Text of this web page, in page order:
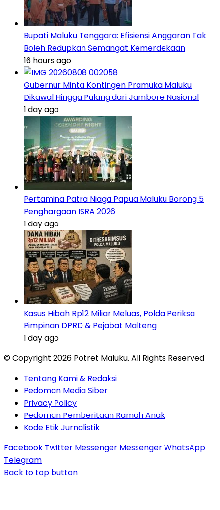
Bupati Maluku Tenggara: Efisiensi Anggaran Tak
Boleh Redupkan Semangat Kemerdekaan
16 hours ago
Gubernur Minta Kontingen Pramuka Maluku
Dikawal Hingga Pulang dari Jambore Nasional
1 day ago
Pertamina Patra Niaga Papua Maluku Borong 5
Penghargaan ISRA 2026
1 day ago
Kasus Hibah Rp12 Miliar Meluas, Polda Periksa
Pimpinan DPRD & Pejabat Malteng
1 day ago
© Copyright 2026 Potret Maluku. All Rights Reserved
Tentang Kami & Redaksi
Pedoman Media Siber
Privacy Policy
Pedoman Pemberitaan Ramah Anak
Kode Etik Jurnalistik
Facebook Twitter Messenger MessengerWhatsApp
Telegram
Back to top button